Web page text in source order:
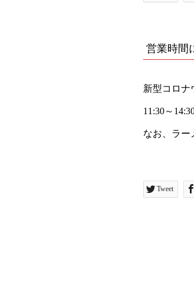
営業時間
新型コロナ
11:30～
なお、ラー
Tweet